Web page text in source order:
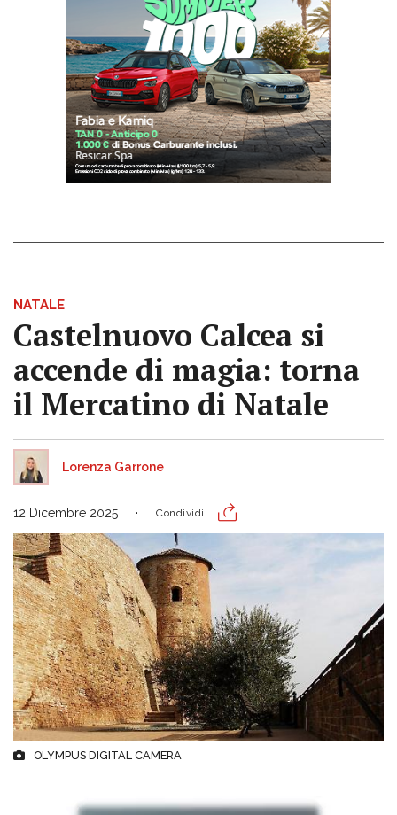
NATALE
Castelnuovo Calcea si
accende di magia: torna
il Mercatino di Natale
Lorenza Garrone
12 Dicembre 2025 Condividi
OLYMPUS DIGITAL CAMERA